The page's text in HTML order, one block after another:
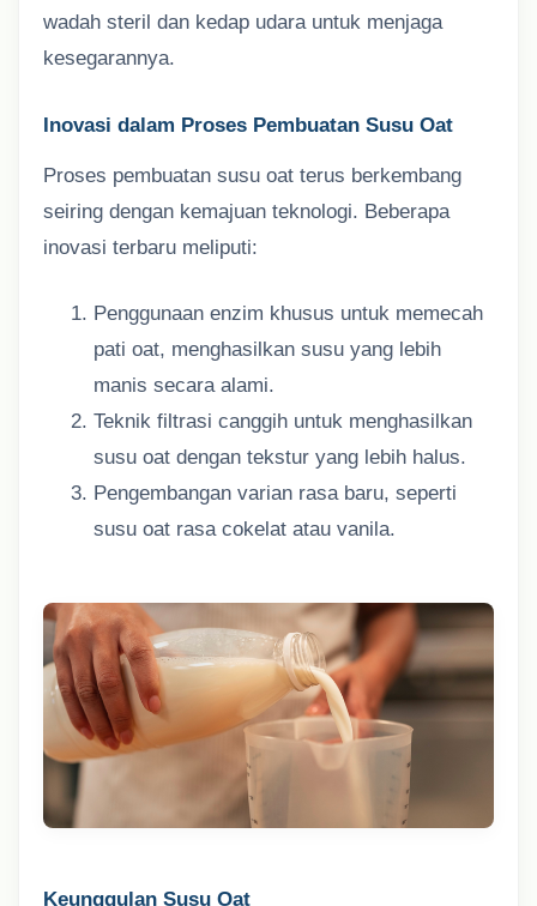
wadah steril dan kedap udara untuk menjaga
kesegarannya.
Inovasi dalam Proses Pembuatan Susu Oat
Proses pembuatan susu oat terus berkembang
seiring dengan kemajuan teknologi. Beberapa
inovasi terbaru meliputi:
Penggunaan enzim khusus untuk memecah
pati oat, menghasilkan susu yang lebih
manis secara alami.
Teknik filtrasi canggih untuk menghasilkan
susu oat dengan tekstur yang lebih halus.
Pengembangan varian rasa baru, seperti
susu oat rasa cokelat atau vanila.
Keunggulan Susu Oat